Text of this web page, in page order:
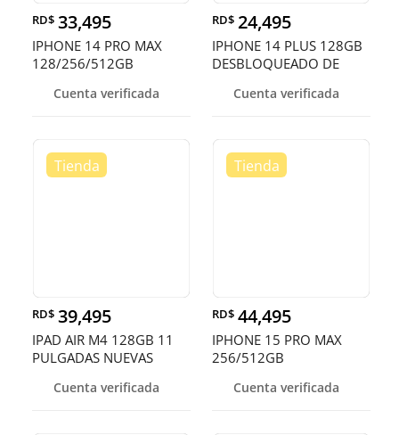
RD$ 33,495
IPHONE 14 PRO MAX
128/256/512GB
Cuenta verificada
RD$ 24,495
IPHONE 14 PLUS 128GB
DESBLOQUEADO DE
Cuenta verificada
RD$ 39,495
IPAD AIR M4 128GB 11
PULGADAS NUEVAS
Cuenta verificada
RD$ 44,495
IPHONE 15 PRO MAX
256/512GB
OFERTA
Cuenta verificada